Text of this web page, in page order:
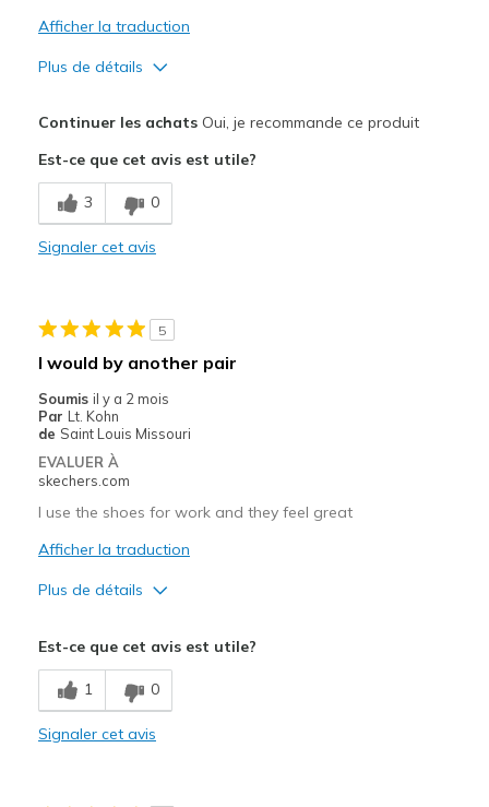
Afficher la traduction
Plus de détails
Breathe Well
Comfortable
Les meilleures utilisations
Going Out
Special Occasions
Travel
Width
Feels true to width
Sizing
Continuer les achatsOui, je recommande ce produit
Est-ce que cet avis est utile?
3 0
Signaler cet avis
5
I would by another pair
Soumis il y a 2 mois
Par Lt. Kohn
de Saint Louis Missouri
EVALUER À
skechers.com
I use the shoes for work and they feel great
Afficher la traduction
Plus de détails
Breathe Well
Comfortable
Est-ce que cet avis est utile?
1 0
Signaler cet avis